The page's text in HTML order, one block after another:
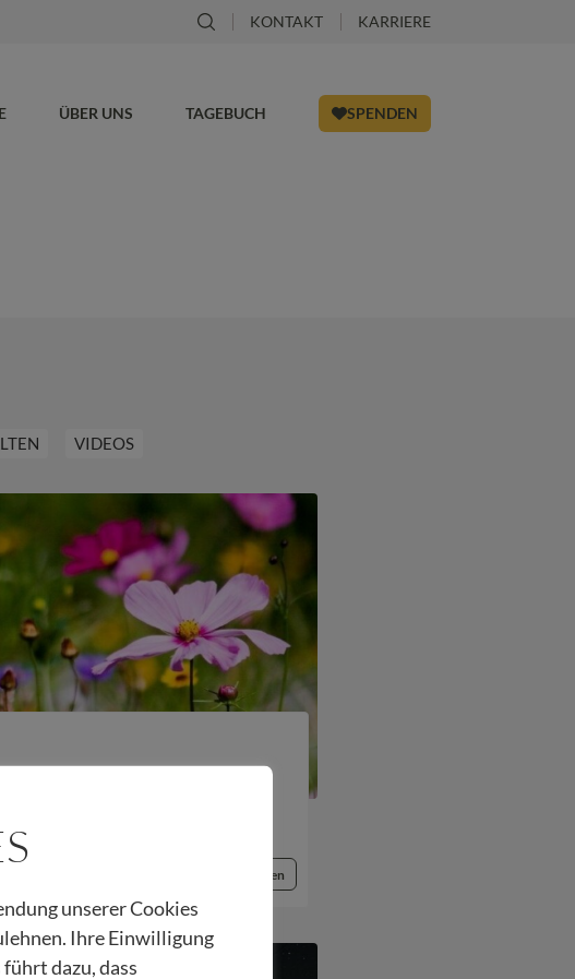
KONTAKT KARRIERE
ÜBER UNS TAGEBUCH SPENDEN
VIDEOS
Beitrag lesen
unserer Cookies
Ihre Einwilligung
dazu, dass